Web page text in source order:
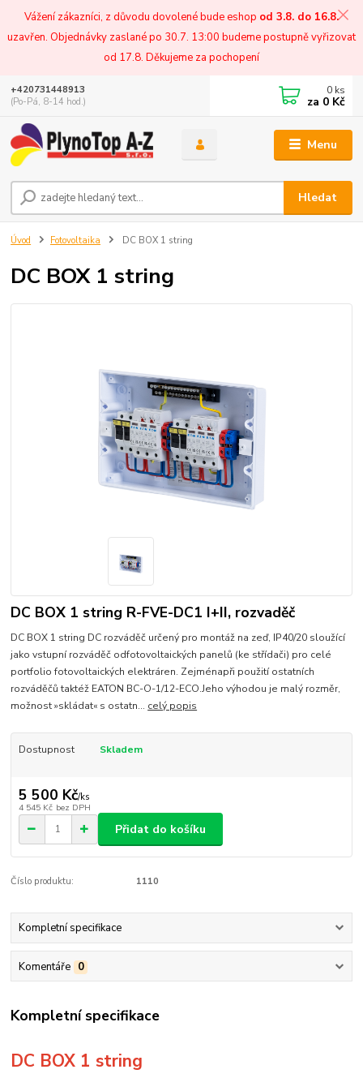
Vážení zákazníci, z důvodu dovolené bude eshop od 3.8. do 16.8.
uzavřen. Objednávky zaslané po 30.7. 13:00 budeme postupně vyřizovat
od 17.8. Děkujeme za pochopení
Menu
Hledat
+420731448913
(Po-Pá, 8-14 hod.)
0 ks
za 0 Kč
Úvod Fotovoltaika DC BOX 1 string
DC BOX 1 string
DC BOX 1 string R-FVE-DC1 I+II, rozvaděč
DC BOX 1 string DC rozváděč určený pro montáž na zeď, IP40/20 sloužící
jako vstupní rozváděč odfotovoltaických panelů (ke střídači) pro celé
portfolio fotovoltaických elektráren. Zejménapři použití ostatních
rozváděčů taktéž EATON BC-O-1/12-ECO.Jeho výhodou je malý rozměr,
možnost »skládat« s ostatn... celý popis
Dostupnost Skladem
5 500 Kč/ks
4 545 Kč bez DPH
Přidat do košíku
Číslo produktu: 1110
Kompletní specifikace
Komentáře 0
Kompletní specifikace
DC BOX 1 string